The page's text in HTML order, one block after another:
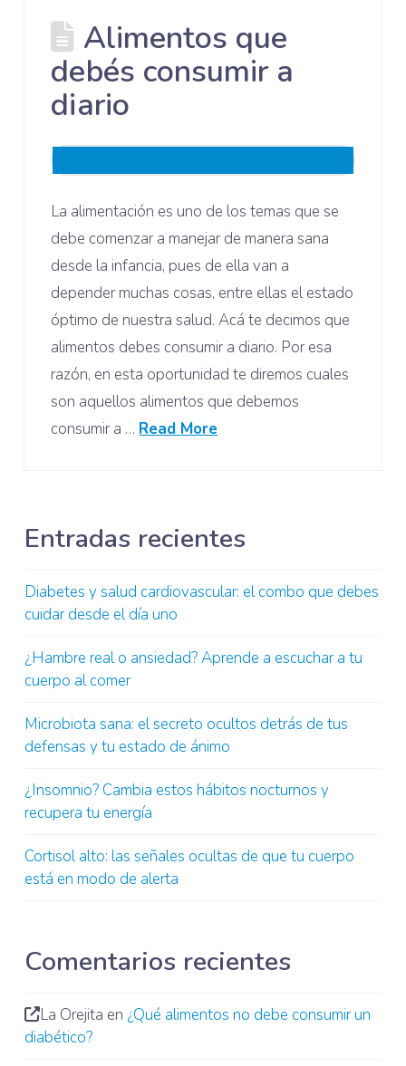
Alimentos que
debés consumir a
diario
La alimentación es uno de los temas que se
debe comenzar a manejar de manera sana
desde la infancia, pues de ella van a
depender muchas cosas, entre ellas el estado
óptimo de nuestra salud. Acá te decimos que
alimentos debes consumir a diario. Por esa
razón, en esta oportunidad te diremos cuales
son aquellos alimentos que debemos
consumir a … Read More
Entradas recientes
Diabetes y salud cardiovascular: el combo que debes
cuidar desde el día uno
¿Hambre real o ansiedad? Aprende a escuchar a tu
cuerpo al comer
Microbiota sana: el secreto ocultos detrás de tus
defensas y tu estado de ánimo
¿Insomnio? Cambia estos hábitos nocturnos y
recupera tu energía
Cortisol alto: las señales ocultas de que tu cuerpo
está en modo de alerta
Comentarios recientes
La Orejita en ¿Qué alimentos no debe consumir un
diabético?